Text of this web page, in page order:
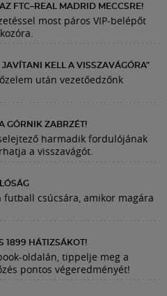
FTC–REAL MADRID MECCSRE!
most páros VIP-belépőt
KELL A VISSZAVÁGÓRA"
után vezetőedzőnk
GÓRNIK ZABRZÉT!
harmadik fordulójának
a visszavágót.
csúcsára, amikor magára
1899 HÁTIZSÁKOT!
oldalán, tippelje meg a
pontos végeredményét!